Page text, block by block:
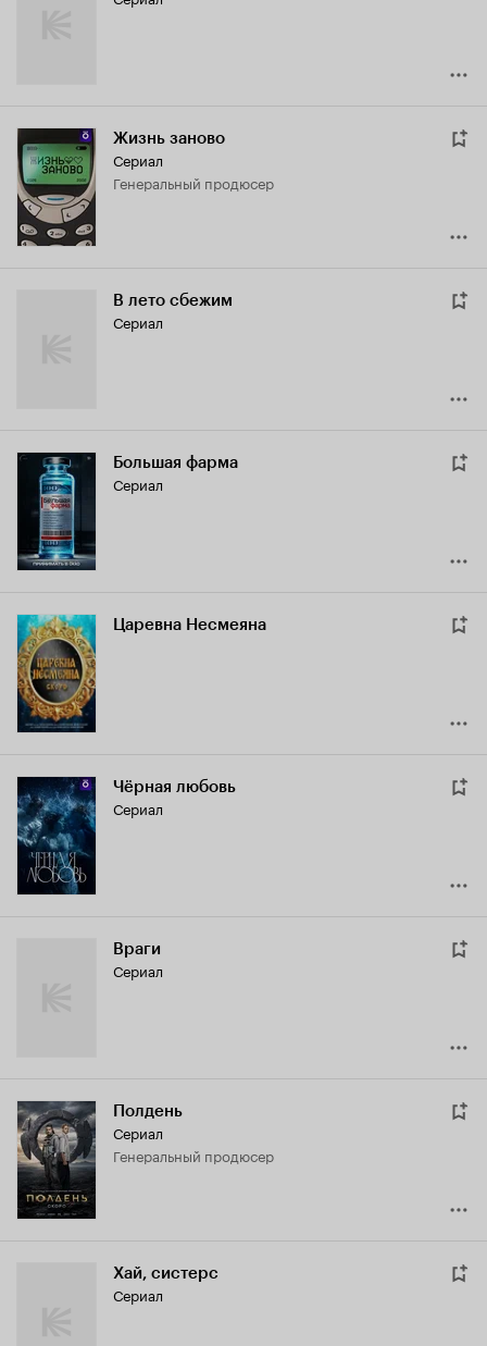
Жизнь заново
Сериал
генеральный продюсер
В лето сбежим
Сериал
Большая фарма
Сериал
Царевна Несмеяна
Чёрная любовь
Сериал
Враги
Сериал
Полдень
Сериал
генеральный продюсер
Хай, систерс
Сериал